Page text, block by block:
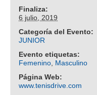
Finaliza:
6 julio, 2019
Categoría del Evento:
JUNIOR
Evento etiquetas:
Femenino, Masculino
Página Web:
www.tenisdrive.com